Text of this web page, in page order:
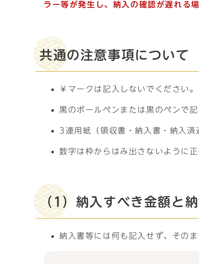
ラー等が発生し、納入の確認が遅れる
共通の注意事項について
￥マークは記入しないでください。
黒のボールペンまたは黒のペンで
3連用紙（領収書・納入書・納入済
数字は枠からはみ出さないように
（1）納入すべき金額と
納入書等には何も記入せず、そのま